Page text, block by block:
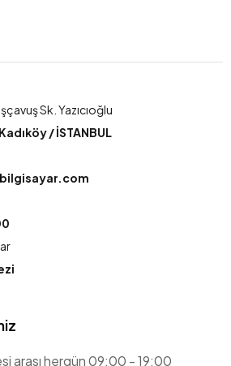
Sk. Yazıcıoğlu
Kadıköy / İSTANBUL
arası hergün 09:00 - 19:00